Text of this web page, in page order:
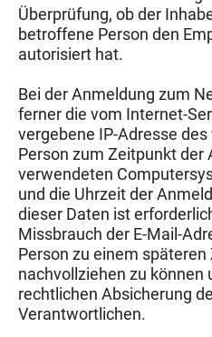
Überprüfung, ob der
betroffene Person den
autorisiert hat.
Bei der Anmeldung zum
ferner die vom Internet-
vergebene IP-Adresse
Person zum Zeitpunkt der
verwendeten
und die Uhrzeit der
dieser Daten ist
Missbrauch der E-Mail-
Person zu einem
nachvollziehen zu können
rechtlichen Absicherung
Verantwortlichen.